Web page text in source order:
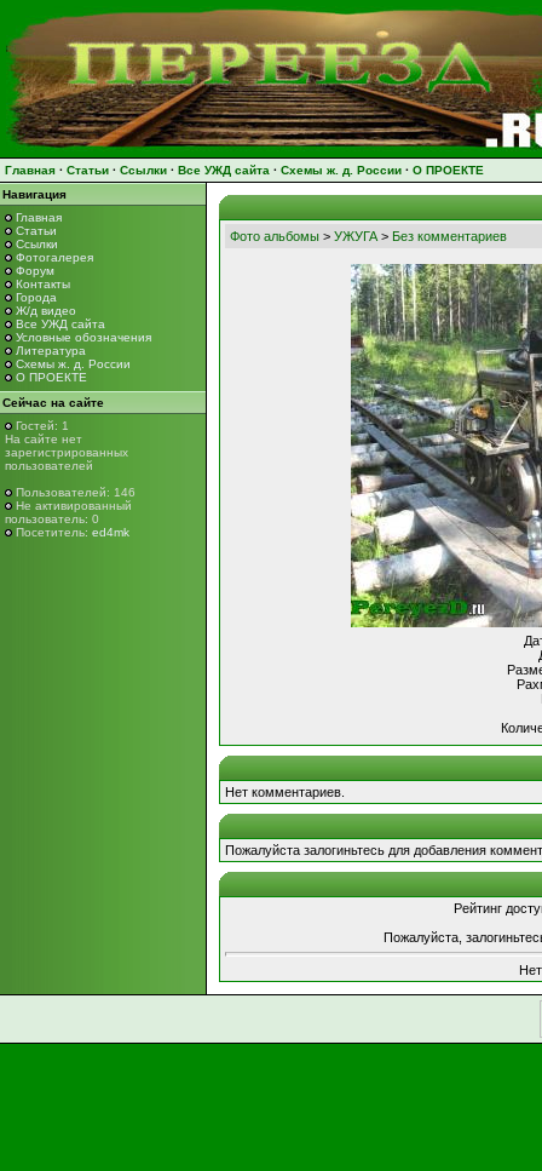
Главная · Статьи · Ссылки · Все УЖД сайта · Схемы ж. д. России · О ПРОЕКТЕ
Навигация
Главная
Статьи
Ссылки
Фотогалерея
Форум
Контакты
Города
Ж/д видео
Все УЖД сайта
Условные обозначения
Литература
Схемы ж. д. России
О ПРОЕКТЕ
Сейчас на сайте
Гостей: 1
На сайте нет
зарегистрированных
пользователей
Пользователей: 146
Не активированный
пользователь: 0
Посетитель: ed4mk
Фото альбомы > УЖУГА > Без комментариев
Нет комментариев.
Пожалуйста залогиньтесь для добавления
Рейтинг
Пожалуйста,